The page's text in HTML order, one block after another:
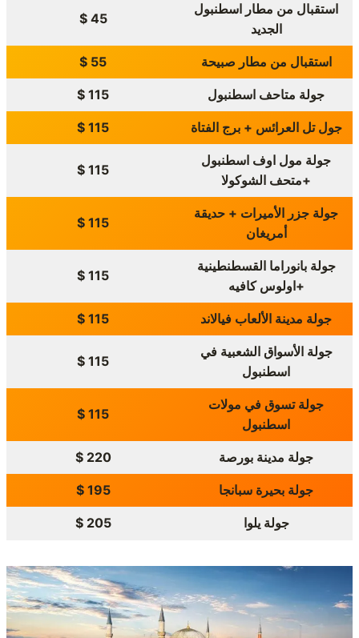
استقبال من مطار اسطنبول
الجديد
45 $
استقبال من مطار صبيحة 55 $
جولة متاحف اسطنبول 115 $
جول تل العرائس + برج الفتاة 115 $
جولة مول اوف اسطنبول
+متحف الشوكولا
115 $
جولة جزر الأميرات + حديقة
أمريغان
115 $
جولة بانوراما القسطنطينية
+اولوس كافيه
115 $
جولة مدينة الألعاب فيالاند 115 $
جولة الأسواق الشعبية في
اسطنبول
115 $
جولة تسوق في مولات
اسطنبول
115 $
جولة مدينة بورصة 220 $
جولة بحيرة سبانجا 195 $
جولة يلوا 205 $